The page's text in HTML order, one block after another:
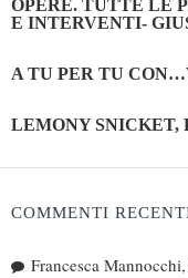
OPERE. TUTTE LE
E INTERVENTI-
A TU PER TU
LEMONY SNICKET,
COMMENTI
Francesca